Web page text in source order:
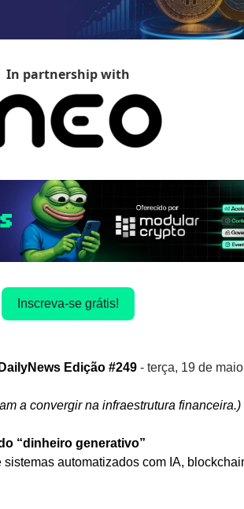
In partnership with
Inscreva-se grátis!
Edição #249 - terça, 19 de
a convergir na infraestrutura financeira.)
“dinheiro generativo”
automatizados com IA,